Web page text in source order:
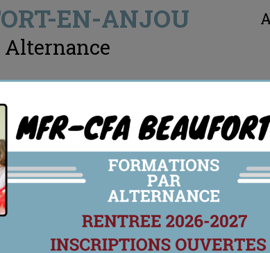
EN-ANJOU
Alternance
NOS FORMATIONS
Politique de
personnel. Le contenu et la structure du présent site
tout document présent sur le site concerné
est interdite. Le non-respect de cette
et sujettes à modification sans préavis.